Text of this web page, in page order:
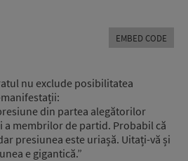
EMBED CODE
nu exclude posibilitatea
din partea alegătorilor
membrilor de partid. Probabil că
presiunea este uriașă. Uitați-vă și
e gigantică.”